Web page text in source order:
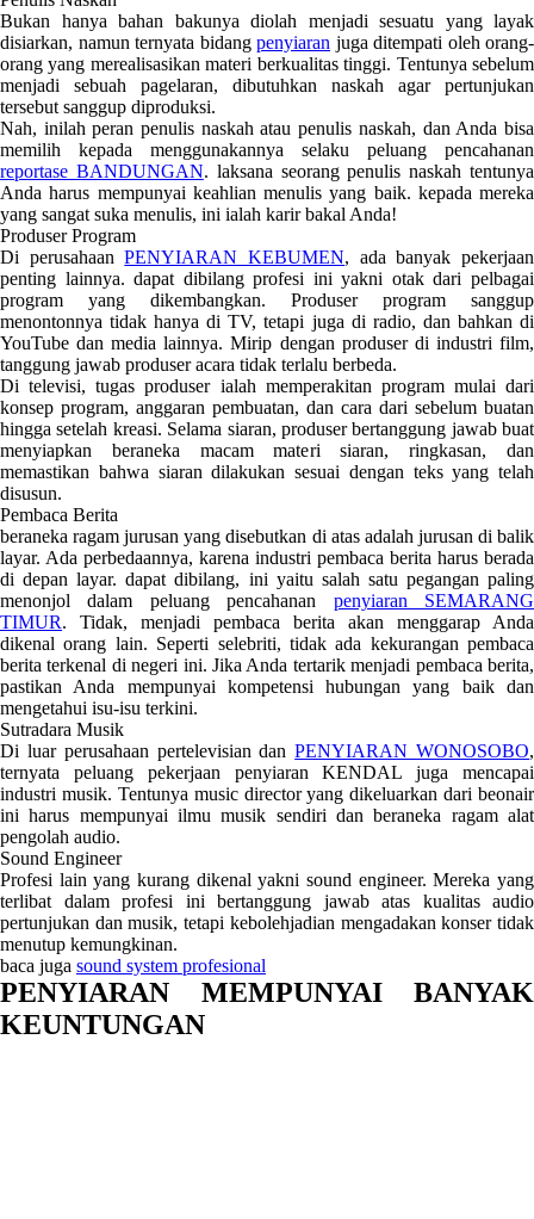
Bukan hanya bahan bakunya diolah menjadi sesuatu yang layak
disiarkan, namun ternyata bidang penyiaran juga ditempati oleh orang-
orang yang merealisasikan materi berkualitas tinggi. Tentunya sebelum
menjadi sebuah pagelaran, dibutuhkan naskah agar pertunjukan
tersebut sanggup diproduksi.
Nah, inilah peran penulis naskah atau penulis naskah, dan Anda bisa
memilih kepada menggunakannya selaku peluang pencahanan
reportase BANDUNGAN. laksana seorang penulis naskah tentunya
Anda harus mempunyai keahlian menulis yang baik. kepada mereka
yang sangat suka menulis, ini ialah karir bakal Anda!
Produser Program
Di perusahaanPENYIARAN KEBUMEN, ada banyak pekerjaan
penting lainnya. dapat dibilang profesi ini yakni otak dari pelbagai
program yang dikembangkan. Produser program sanggup
menontonnya tidak hanya di TV, tetapi juga di radio, dan bahkan di
YouTube dan media lainnya. Mirip dengan produser di industri film,
tanggung jawab produser acara tidak terlalu berbeda.
Di televisi, tugas produser ialah memperakitan program mulai dari
konsep program, anggaran pembuatan, dan cara dari sebelum buatan
hingga setelah kreasi. Selama siaran, produser bertanggung jawab buat
menyiapkan beraneka macam materi siaran, ringkasan, dan
memastikan bahwa siaran dilakukan sesuai dengan teks yang telah
disusun.
Pembaca Berita
beraneka ragam jurusan yang disebutkan di atas adalah jurusan di balik
layar. Ada perbedaannya, karena industri pembaca berita harus berada
di depan layar. dapat dibilang, ini yaitu salah satu pegangan paling
menonjol dalam peluang pencahanan penyiaran SEMARANG
TIMUR. Tidak, menjadi pembaca berita akan menggarap Anda
dikenal orang lain. Seperti selebriti, tidak ada kekurangan pembaca
berita terkenal di negeri ini. Jika Anda tertarik menjadi pembaca berita,
pastikan Anda mempunyai kompetensi hubungan yang baik dan
mengetahui isu-isu terkini.
Sutradara Musik
Di luar perusahaan pertelevisian danPENYIARAN WONOSOBO,
ternyata peluang pekerjaan penyiaran KENDAL juga mencapai
industri musik. Tentunya music director yang dikeluarkan dari beonair
ini harus mempunyai ilmu musik sendiri dan beraneka ragam alat
pengolah audio.
Sound Engineer
Profesi lain yang kurang dikenal yakni sound engineer. Mereka yang
terlibat dalam profesi ini bertanggung jawab atas kualitas audio
pertunjukan dan musik, tetapi kebolehjadian mengadakan konser tidak
menutup kemungkinan.
baca juga sound system profesional
PENYIARAN MEMPUNYAI BANYAK
KEUNTUNGAN